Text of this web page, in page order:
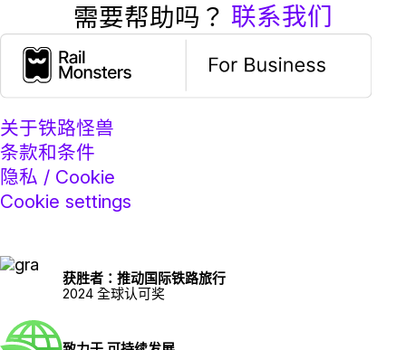
需要帮助吗？ 联系我们
关于铁路怪兽
条款和条件
隐私 / Cookie
Cookie settings
获胜者：推动国际铁路旅行
2024 全球认可奖